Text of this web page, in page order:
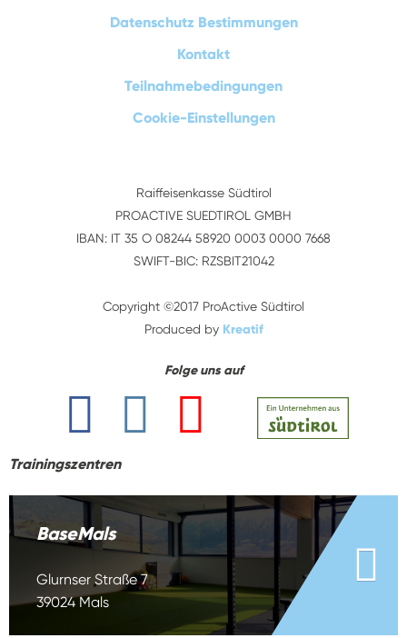
Datenschutz Bestimmungen
Kontakt
Teilnahmebedingungen
Cookie-Einstellungen
Raiffeisenkasse Südtirol
PROACTIVE SUEDTIROL GMBH
IBAN: IT 35 O 08244 58920 0003 0000 7668
SWIFT-BIC: RZSBIT21042
Copyright ©2017 ProActive Südtirol
Produced by Kreatif
Folge uns auf
Trainingszentren
BaseMals
Glurnser Straße 7
39024 Mals